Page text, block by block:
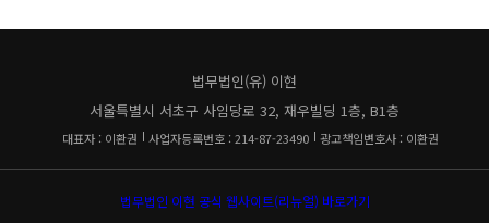
법무법인(유) 이현
서울특별시 서초구 사임당로 32, 재우빌딩 1층, B1층
대표자 : 이환권 사업자등록번호 : 214-87-23490 광고책임변호사 : 이환권
법무법인 이현 공식 웹사이트(리뉴얼) 바로가기